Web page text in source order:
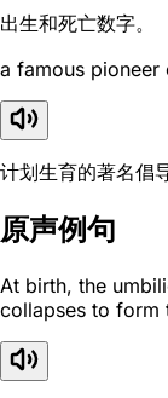
出生和死亡数字。
a famous
计划生育的著名倡
原声例句
At birth, the
collapses to form